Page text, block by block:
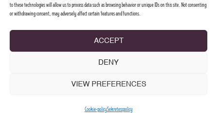
to these technologies will allow us to process data such as browsing behavior or unique IDs on this site. Not consenting
or withdrawing consent, may adversely affect certain features and functions.
ACCEPT
DENY
VIEW PREFERENCES
Cookie-policySekretesspolicy